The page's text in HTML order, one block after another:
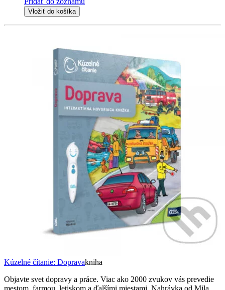
Vložiť do košíka
Kúzelné čítanie: Dopravakniha
Objavte svet dopravy a práce. Viac ako 2000 zvukov vás prevedie